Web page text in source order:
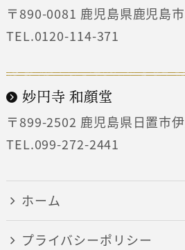
〒890-0081 鹿児島県鹿児島
TEL.0120-114-371
妙円寺 和顔堂
〒899-2502 鹿児島県日置市
TEL.099-272-2441
ホーム
プライバシーポリシー